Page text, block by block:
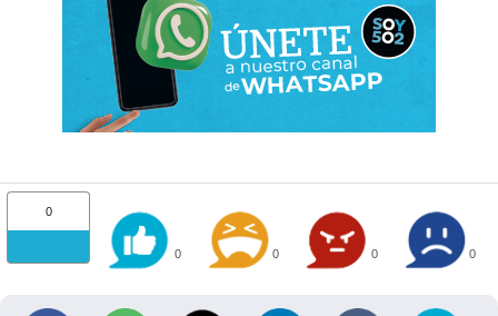
0
0 0 0 0